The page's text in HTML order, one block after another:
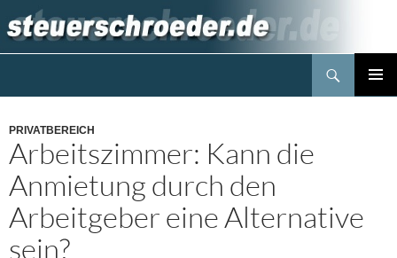
Inhalt
springen
PRIVATBEREICH
Arbeitszimmer: Kann die
Anmietung durch den
Arbeitgeber eine Alternative
sein?